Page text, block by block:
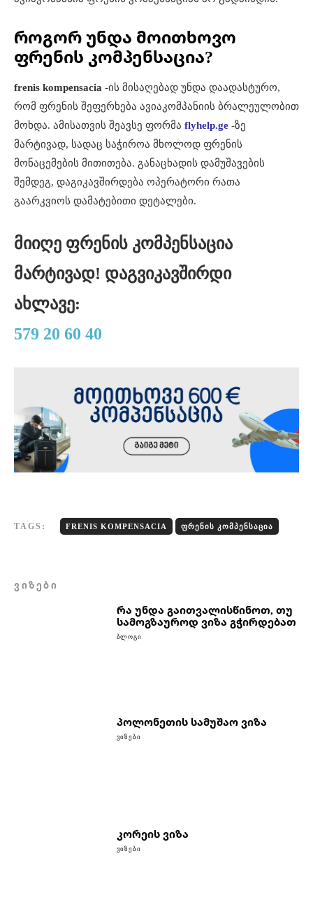
როგორ უნდა მოითხოვო
ფრენის კომპენსაცია?
frenis kompensacia -ის მისაღებად უნდა დაადასტურო,
რომ ფრენის შეფერხება ავიაკომპანიის ბრალეულობით
მოხდა. ამისათვის შეავსე ფორმა flyhelp.ge -ზე
მარტივად, სადაც საჭიროა მხოლოდ ფრენის
მონაცემების მითითება. განაცხადის დამუშავების
შემდეგ, დაგიკავშირდება ოპერატორი რათა
გაარკვიოს დამატებითი დეტალები.
მიიღე ფრენის კომპენსაცია
მარტივად! დაგვიკავშირდი
ახლავე:
579 20 60 40
TAGS: FRENIS KOMPENSACIA ᲤᲠᲔᲜᲘᲡ ᲙᲝᲛᲞᲔᲜᲡᲐᲪᲘᲐ
ᲕᲘᲖᲔᲑᲘ
რა უნდა გაითვალისწინოთ, თუ
სამოგზაუროდ ვიზა გჭირდებათ
ᲑᲚᲝᲒᲘ
პოლონეთის სამუშაო ვიზა
ᲕᲘᲖᲔᲑᲘ
კორეის ვიზა
ᲕᲘᲖᲔᲑᲘ